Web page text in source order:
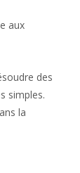
aux
des
simples.
la